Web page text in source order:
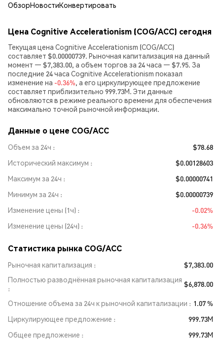
ОбзорНовостиКонвертировать
Цена Cognitive Accelerationism (COG/ACC) сегодня
Текущая цена Cognitive Accelerationism (COG/ACC)
составляет $0.00000739. Рыночная капитализация на данный
момент — $7,383.00, а объем торгов за 24 часа — $7.95. За
последние 24 часа Cognitive Accelerationism показал
изменение на -0.36%, а его циркулирующее предложение
составляет приблизительно 999.73M. Эти данные
обновляются в режиме реального времени для обеспечения
максимально точной рыночной информации.
Данные о цене COG/ACC
Объем за 24ч
$78.68
Исторический максимум
$0.00128603
Максимум за 24ч
$0.00000741
Минимум за 24ч
$0.00000739
Изменение цены (1ч)
-0.02%
Изменение цены (24ч)
-0.36%
Статистика рынка COG/ACC
Рыночная капитализация
$7,383.00
Полностью разводнённая рыночная капитализация $6,878.00
Отношение объема за 24ч к рыночной капитализации
1.07 %
Циркулирующее предложение
999.73M
Общее предложение
999.73M